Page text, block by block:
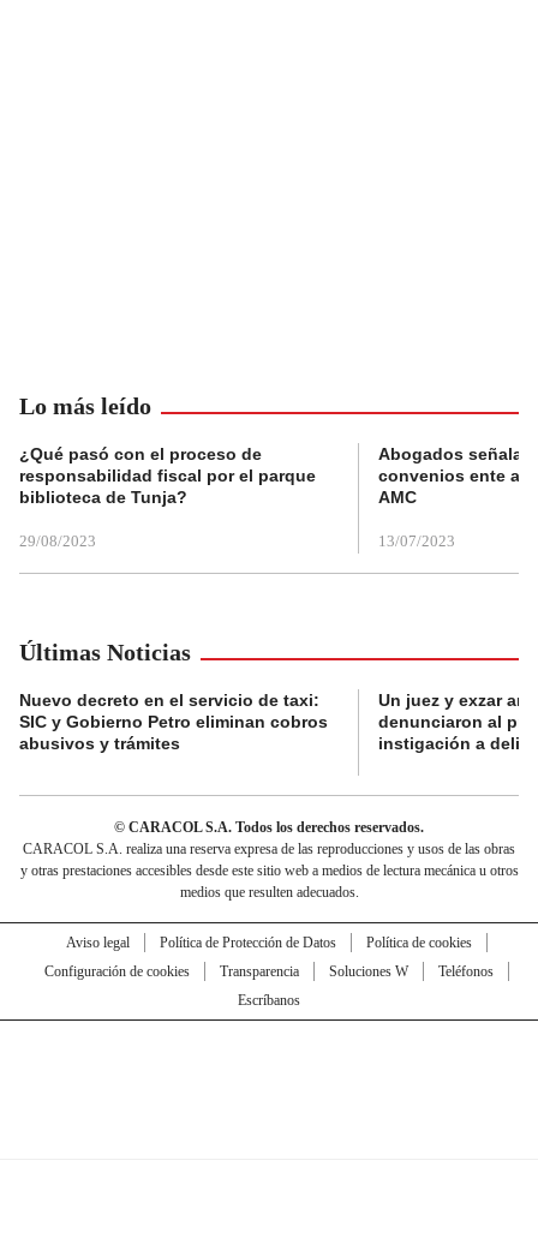
Lo más leído
¿Qué pasó con el proceso de
responsabilidad fiscal por el parque
biblioteca de Tunja?
29/08/2023
Abogados
convenios ente
AMC
13/07/2023
Últimas Noticias
Nuevo decreto en el servicio de taxi:
SIC y Gobierno Petro eliminan cobros
abusivos y trámites
Un juez y exzar
denunciaron al
instigación a
© CARACOL S.A. Todos los derechos reservados.
CARACOL S.A. realiza una reserva expresa de las reproducciones y usos de las obras
y otras prestaciones accesibles desde este sitio web a medios de lectura mecánica u otros
medios que resulten adecuados.
Aviso legal Política de Protección de Datos
Política de cookies
Configuración de cookies
Transparencia Soluciones W
Teléfonos
Escríbanos